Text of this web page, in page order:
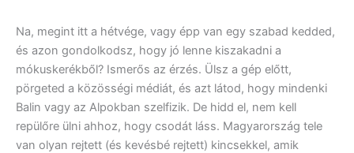
Na, megint itt a hétvége, vagy épp van egy szabad kedded,
és azon gondolkodsz, hogy jó lenne kiszakadni a
mókuskerékből? Ismerős az érzés. Ülsz a gép előtt,
pörgeted a közösségi médiát, és azt látod, hogy mindenki
Balin vagy az Alpokban szelfizik. De hidd el, nem kell
repülőre ülni ahhoz, hogy csodát láss. Magyarország tele
van olyan rejtett (és kevésbé rejtett) kincsekkel, amik